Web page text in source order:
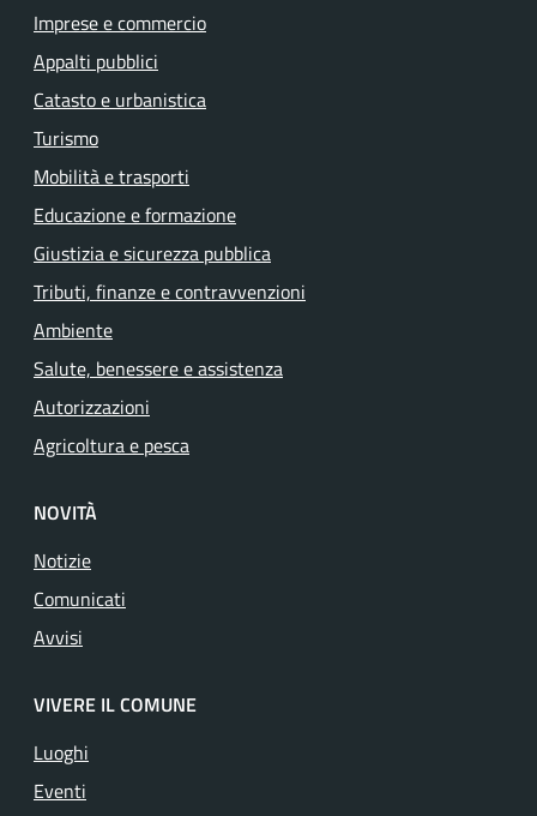
Imprese e commercio
Appalti pubblici
Catasto e urbanistica
Turismo
Mobilità e trasporti
Educazione e formazione
Giustizia e sicurezza pubblica
Tributi, finanze e contravvenzioni
Ambiente
Salute, benessere e assistenza
Autorizzazioni
Agricoltura e pesca
NOVITÀ
Notizie
Comunicati
Avvisi
VIVERE IL COMUNE
Luoghi
Eventi